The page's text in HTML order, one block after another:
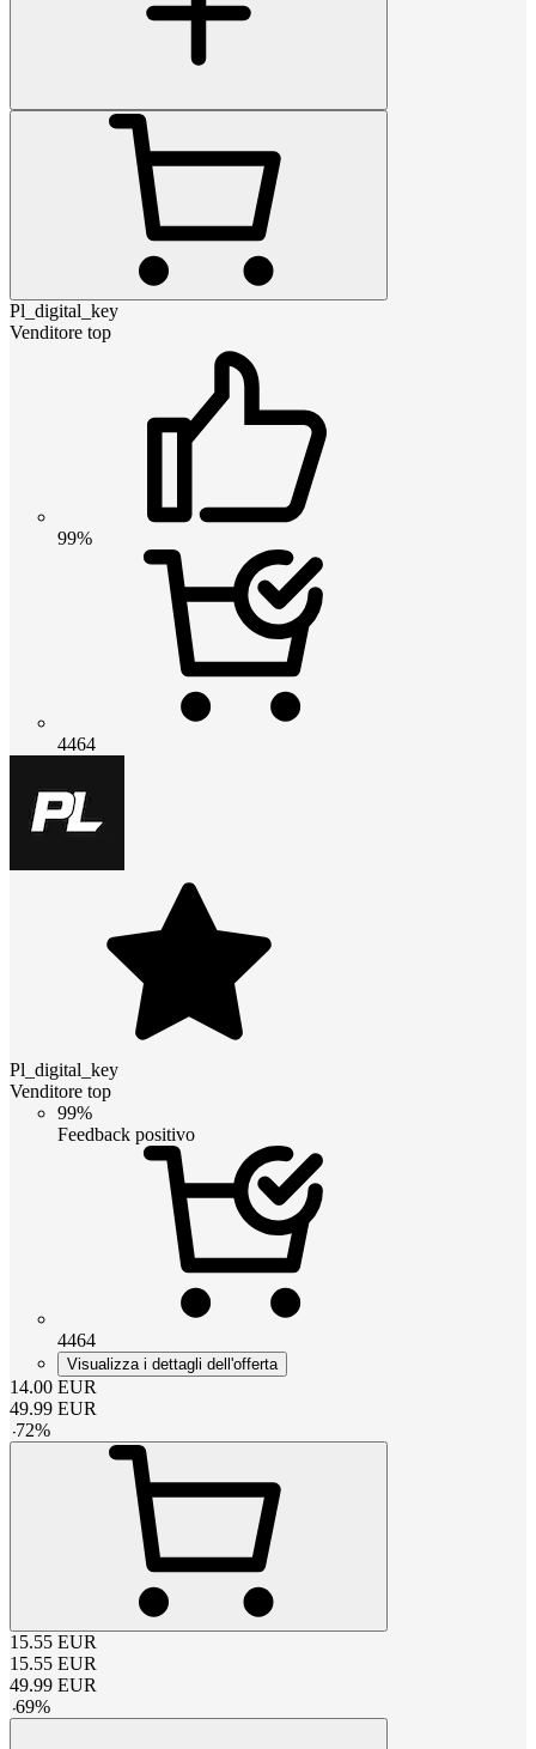
Pl_digital_key
Venditore top
99%
4464
Pl_digital_key
Venditore top
99%
Feedback positivo
4464
Visualizza i dettagli dell'offerta
14.00 EUR
49.99 EUR
-72%
15.55 EUR
15.55 EUR
49.99 EUR
-69%